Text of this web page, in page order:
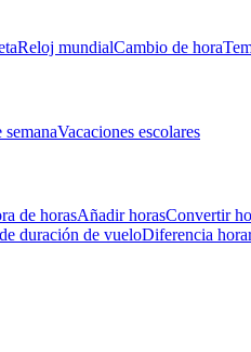
Reloj mundialCambio de hora
Vacaciones escolares
de horasAñadir horasConvertir
duración de vueloDiferencia